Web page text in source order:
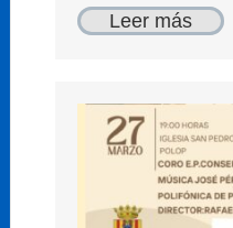
Leer más